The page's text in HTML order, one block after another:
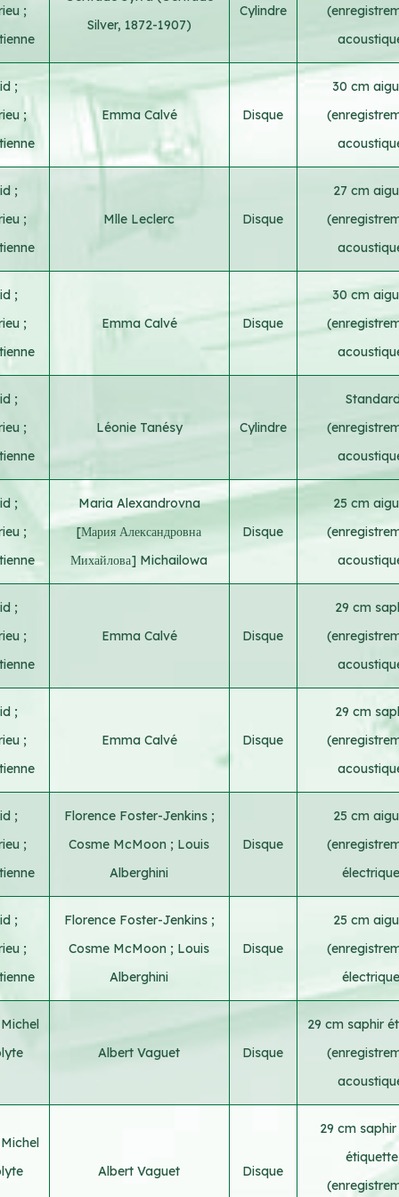
;
Silver, 1872-1907)
Cylindre
;
;
Emma Calvé Disque
30 cm
;
;
Mlle Leclerc Disque
27 cm
;
;
Emma Calvé Disque
30 cm
;
;
Léonie Tanésy Cylindre
;
;
Maria Alexandrovna
[Мария Александровна
Михайлова] Michailowa
Disque
25 cm
;
;
Emma Calvé Disque
29 cm
;
;
Emma Calvé Disque
29 cm
;
;
Florence Foster-Jenkins ;
Cosme McMoon ; Louis
Alberghini
Disque
25 cm
;
;
Florence Foster-Jenkins ;
Cosme McMoon ; Louis
Alberghini
Disque
25 cm
Michel
Albert Vaguet Disque
29 cm saphir
Michel
Albert Vaguet Disque
29 cm saphir